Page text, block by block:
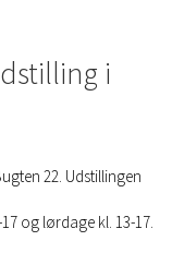
i
22. Udstillingen
og lørdage kl. 13-17.